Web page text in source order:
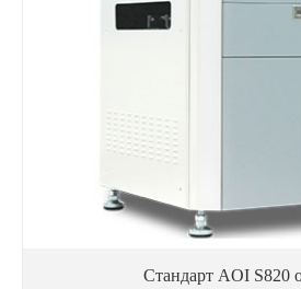
Стандарт AOI S820